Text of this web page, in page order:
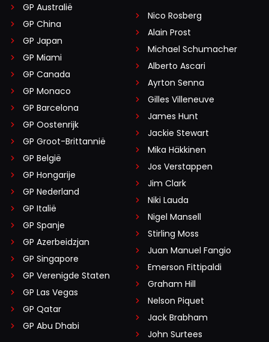
GP Australië
GP China
GP Japan
GP Miami
GP Canada
GP Monaco
GP Barcelona
GP Oostenrijk
GP Groot-Brittannië
GP België
GP Hongarije
GP Nederland
GP Italië
GP Spanje
GP Azerbeidzjan
GP Singapore
GP Verenigde Staten
GP Las Vegas
GP Qatar
GP Abu Dhabi
Nico Rosberg
Alain Prost
Michael Schumacher
Alberto Ascari
Ayrton Senna
Gilles Villeneuve
James Hunt
Jackie Stewart
Mika Häkkinen
Jos Verstappen
Jim Clark
Niki Lauda
Nigel Mansell
Stirling Moss
Juan Manuel Fangio
Emerson Fittipaldi
Graham Hill
Nelson Piquet
Jack Brabham
John Surtees